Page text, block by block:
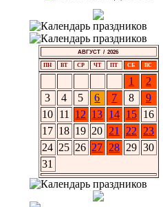
АВГУСТ / 2026
ПН ВТ СР ЧТ ПТ СБ ВС
1
2
3
4 5 6 7 8
9
10 11 12 13 14 15 16
17 18 19 20 21 22
23
24 25 26 27 28 29 30
31